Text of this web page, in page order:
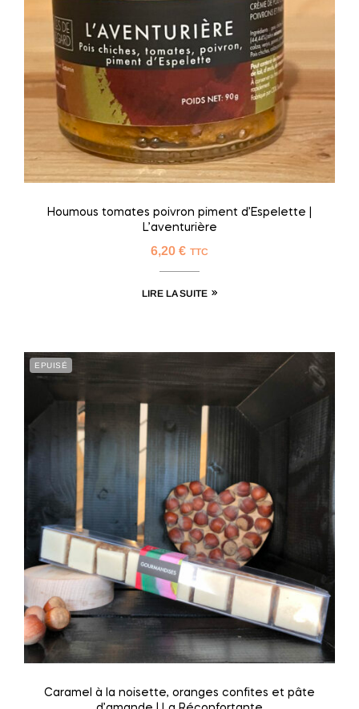
Houmous tomates poivron piment d’Espelette |
L’aventurière
6,20 € TTC
LIRE LA SUITE
EPUISÉ
Caramel à la noisette, oranges confites et pâte